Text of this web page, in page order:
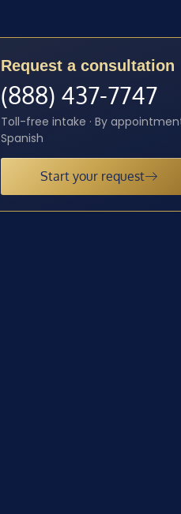
Request a consultation
(888) 437-7747
Toll-free intake · By
Spanish
Start your request